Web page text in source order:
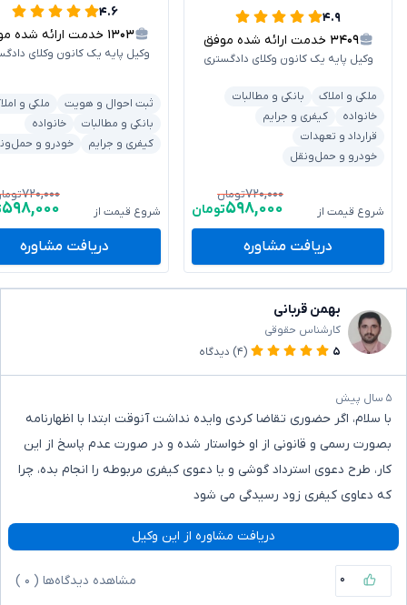
۴.۹
۳۴۰۹ خدمت ارائه شده موفق
وکیل پایه یک کانون وکلای دادگستری
ملکی و املاک
بانکی و مطالبات
خانواده
کیفری و جرایم
قرارداد و تعهدات
خودرو و حمل‌ونقل
شروع قیمت از
۷۲۰,۰۰۰تومان
۵۹۸,۰۰۰تومان
دریافت مشاوره
۴.۶
۱۳۰۳ خدمت ارائه شده موفق
وکیل پایه یک کانون وکلای
ثبت احوال و هویت
ملکی و
بانکی و مطالبات
خانواده
کیفری و جرایم
خودرو و
شروع قیمت از
۷۲۰,۰۰۰
۵۹۸,۰۰۰
دریافت مشاوره
بهمن قربانی
کارشناس حقوقی
۵
(۴) دیدگاه
۵ سال پیش
با سلام، اگر حضوری تقاضا کردی وایده نداشت آنوقت ابتدا با اظهارنامه
بصورت رسمی و قانونی از او خواستار شده و در صورت عدم پاسخ از این
کار، طرح دعوی استرداد گوشی و یا دعوی کیفری مربوطه را انجام بده، چرا
که دعاوی کیفری زود رسیدگی می شود
دریافت مشاوره از این وکیل
۰ مشاهده دیدگاه‌ها ( ۰